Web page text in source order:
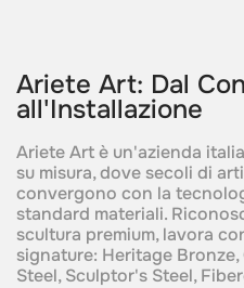
Ariete Art: Dal
all'Installazione
Ariete Art è un'azienda
su misura, dove secoli di
convergono con la
standard materiali.
scultura premium, lavora
signature: Heritage
Steel, Sculptor's Steel,